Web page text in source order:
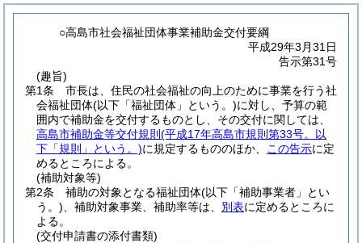
○高島市社会福祉団体事業補助金交付要綱
平成29年3月31日
告示第31号
(趣旨)
第1条
市長は、住民の社会福祉の向上のために事業を行う社
会福祉団体(以下「福祉団体」という。)に対し、予算の範
囲内で補助金を交付するものとし、その交付に関しては、
高島市補助金等交付規則 (平成17年高島市規則第33号。以
下「規則」という。)に規定するもののほか、 この告示に定
めるところによる。
(補助対象等)
第2条
補助の対象となる福祉団体(以下「補助事業者」とい
う。) 、補助対象事業、補助率等は、 別表に定めるところに
よる。
(交付申請書の添付書類)